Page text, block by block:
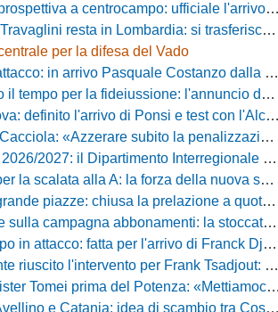
a centrocampo: ufficiale l'arrivo di Bilal Khamlich
resta in Lombardia: si trasferisce in Serie D
per la difesa del Vado
in arrivo Pasquale Costanzo dalla Paganese
fideiussione: l'annuncio della società e le ragioni dello slittamento
definito l'arrivo di Ponsi e test con l'Alcione
subito la penalizzazione, saremo camaleontici»
Interregionale corregge il tabellone, ecco i nuovi abbinamenti
A: la forza della nuova societa e il progetto di Alessandro Gaucci
chiusa la prelazione a quota 5.164 abbonamenti
abbonamenti: la stoccata della Curva Nord alla società
attacco: fatta per l'arrivo di Franck Djoulou
l'intervento per Frank Tsadjout: il comunicato del club
«Mettiamoci l'elmetto, l'obiettivo è la salvezza e non dobbiamo vendere fumo!»
idea di scambio tra Cosimo Patierno e Kaleb Jimenez